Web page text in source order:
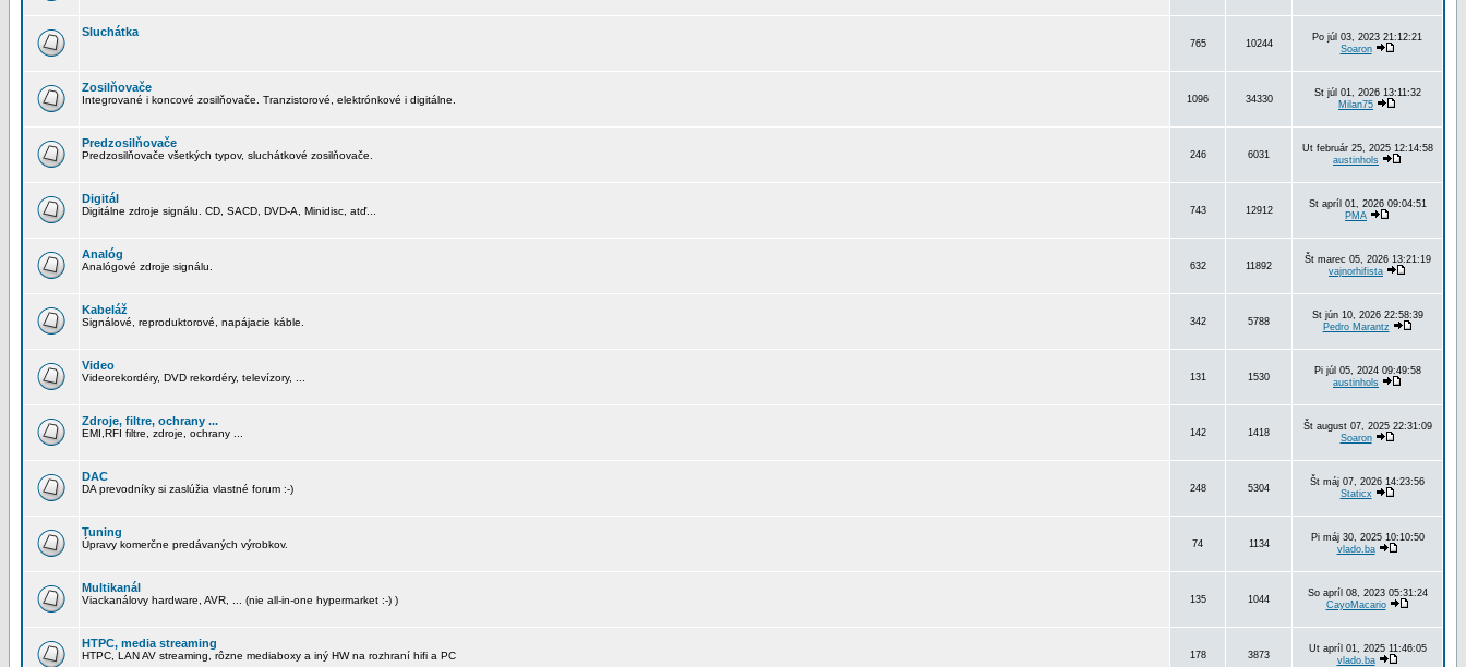
Sluchátka
765 10244
Po júl 03, 2023 21:12:21
Soaron
Zosilňovače
Integrované i koncové zosilňovače. Tranzistorové, elektrónkové i digitálne. 1096 34330
St júl 01, 2026 13:11:32
Milan75
Predzosilňovače
Predzosilňovače všetkých typov, sluchátkové zosilňovače. 246 6031
Ut február 25, 2025 12:14:58
austinhols
Digitál
Digitálne zdroje signálu. CD, SACD, DVD-A, Minidisc, atď... 743 12912
St apríl 01, 2026 09:04:51
PMA
Analóg
Analógové zdroje signálu. 632 11892
Št marec 05, 2026 13:21:19
vajnorhifista
Kabeláž
Signálové, reproduktorové, napájacie káble. 342 5788
St jún 10, 2026 22:58:39
Pedro Marantz
Video
Videorekordéry, DVD rekordéry, televízory, ... 131 1530
Pi júl 05, 2024 09:49:58
austinhols
Zdroje, filtre, ochrany ...
EMI,RFI filtre, zdroje, ochrany ... 142 1418
Št august 07, 2025 22:31:09
Soaron
DAC
DA prevodníky si zaslúžia vlastné forum :-) 248 5304
Št máj 07, 2026 14:23:56
Staticx
Tuning
Úpravy komerčne predávaných výrobkov. 74 1134
Pi máj 30, 2025 10:10:50
vlado.ba
Multikanál
Viackanálovy hardware, AVR, ... (nie all-in-one hypermarket :-) ) 135 1044
So apríl 08, 2023 05:31:24
CayoMacario
HTPC, media streaming
HTPC, LAN AV streaming, rôzne mediaboxy a iný HW na rozhraní hifi a PC 178 3873
Ut apríl 01, 2025 11:46:05
vlado.ba